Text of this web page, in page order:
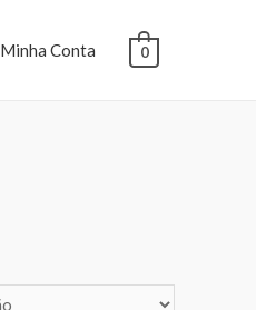
Minha Conta 0